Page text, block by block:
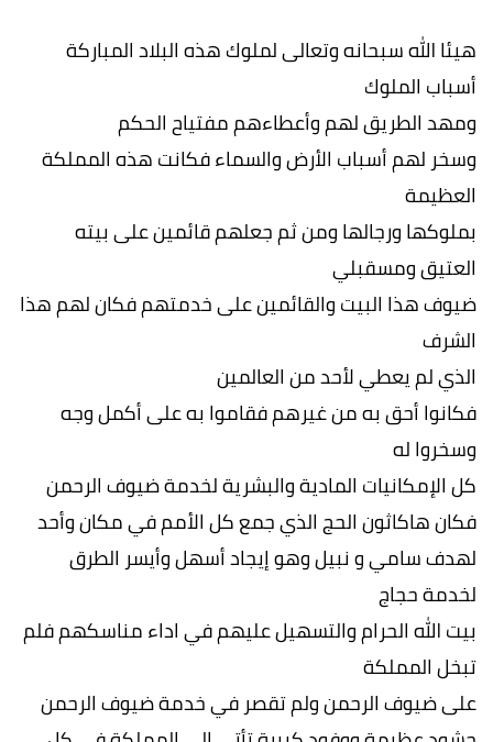
هيئا الله سبحانه وتعالى لملوك هذه البلاد المباركة
أسباب الملوك
ومهد الطريق لهم وأعطاءهم مفتياح الحكم
وسخر لهم أسباب الأرض والسماء فكانت هذه المملكة
العظيمة
بملوكها ورجالها ومن ثم جعلهم قائمين على بيته
العتيق ومسقبلي
ضيوف هذا البيت والقائمين على خدمتهم فكان لهم هذا
الشرف
الذي لم يعطي لأحد من العالمين
فكانوا أحق به من غيرهم فقاموا به على أكمل وجه
وسخروا له
كل الإمكانيات المادية والبشرية لخدمة ضيوف الرحمن
فكان هاكاثون الحج الذي جمع كل الأمم في مكان وأحد
لهدف سامي و نبيل وهو إيجاد أسهل وأيسر الطرق
لخدمة حجاج
بيت الله الحرام والتسهيل عليهم في اداء مناسكهم فلم
تبخل المملكة
على ضيوف الرحمن ولم تقصر في خدمة ضيوف الرحمن